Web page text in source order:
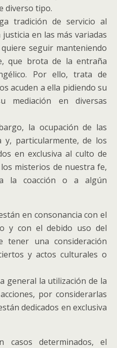
diverso tipo.
tradición de servicio al
en las más variadas
seguir manteniendo
que brota de la entraña
Por ello, trata de
acuden a ella pidiendo su
mediación en diversas
la ocupación de las
y, particularmente, de los
en exclusiva al culto de
misterios de nuestra fe,
la coacción o a algún
en consonancia con el
y con el debido uso del
tener una consideración
y actos culturales o
general la utilización de la
por considerarlas
dedicados en exclusiva
casos determinados, el